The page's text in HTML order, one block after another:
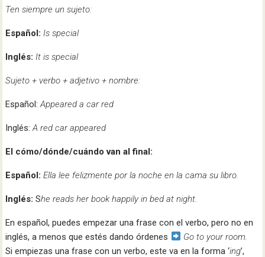
Ten siempre un sujeto:
Español: Is special
Inglés: It is special
Sujeto + verbo + adjetivo + nombre:
Español:Appeared a car red
Inglés:A red car appeared
El cómo/dónde/cuándo van al final:
Español: Ella lee felizmente por la noche en la cama su libro.
Inglés: She reads her book happily in bed at night.
En español, puedes empezar una frase con el verbo, pero no en
inglés, a menos que estés dando órdenes
Go to your room.
Si empiezas una frase con un verbo, este va en la forma ‘ing’,